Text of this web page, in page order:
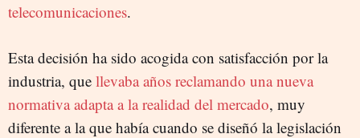
telecomunicaciones.
Esta decisión ha sido acogida con satisfacción por la
industria, que llevaba años reclamando una nueva
normativa adapta a la realidad del mercado, muy
diferente a la que había cuando se diseñó la legislación